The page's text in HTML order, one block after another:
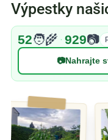
Výpestky
52🧑‍🌾 · 929📷
📷Nahrajte